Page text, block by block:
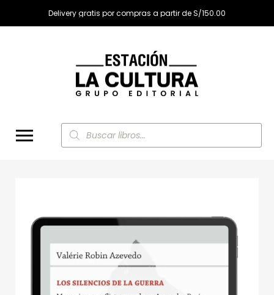
Delivery gratis por compras a partir de S/150.00
Búsqueda
de
productos